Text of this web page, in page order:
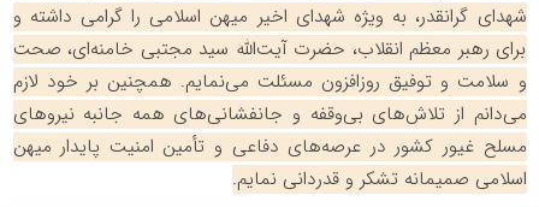
شهدای گرانقدر، به ویژه شهدای اخیر میهن اسلامی را گرامی داشته و
برای رهبر معظم انقلاب، حضرت آیت‌الله سید مجتبی خامنه‌ای، صحت
و سلامت و توفیق روزافزون مسئلت می‌نمایم. همچنین بر خود لازم
می‌دانم از تلاش‌های بی‌وقفه و جانفشانی‌های همه جانبه نیروهای
مسلح غیور کشور در عرصه‌های دفاعی و تأمین امنیت پایدار میهن
اسلامی صمیمانه تشکر و قدردانی نمایم.